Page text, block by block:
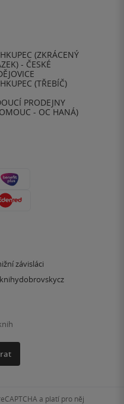
(ZKRÁCENÝ
- ČESKÉ
(TŘEBÍČ)
PRODEJNY
- OC HANÁ)
závisláci
a platí pro něj